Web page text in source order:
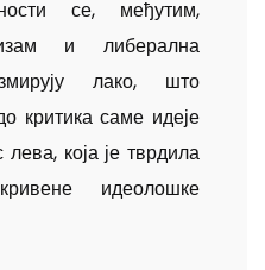
се, међутим,
и либерална
лако, што
критика саме идеје
која је тврдила
идеолошке